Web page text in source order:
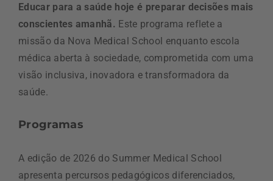
Educar para a saúde hoje é preparar decisões mais
conscientes amanhã. Este programa reflete a
missão da Nova Medical School enquanto escola
médica aberta à sociedade, comprometida com uma
visão inclusiva, inovadora e transformadora da
saúde.
Programas
A edição de 2026 do Summer Medical School
apresenta percursos pedagógicos diferenciados,